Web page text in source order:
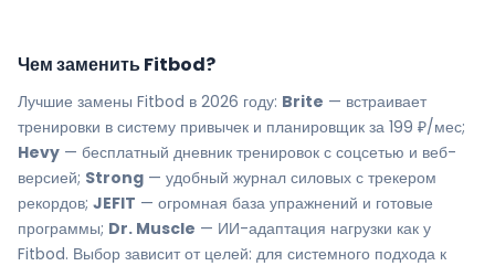
Чем заменить Fitbod?
Лучшие замены Fitbod в 2026 году: Brite — встраивает
тренировки в систему привычек и планировщик за 199 ₽/мес;
Hevy — бесплатный дневник тренировок с соцсетью и веб-
версией; Strong — удобный журнал силовых с трекером
рекордов; JEFIT — огромная база упражнений и готовые
программы; Dr. Muscle — ИИ-адаптация нагрузки как у
Fitbod. Выбор зависит от целей: для системного подхода к